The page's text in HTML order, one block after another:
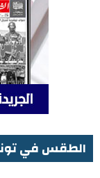
الطقس في